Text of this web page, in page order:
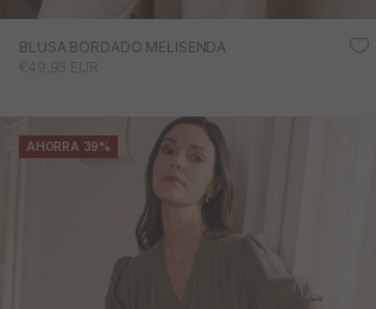
BLUSA BORDADO MELISENDA
AHORRA 39%